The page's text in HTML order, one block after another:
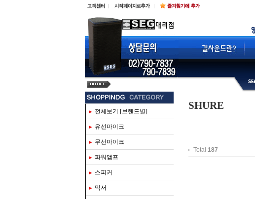
전체보기 [브랜드별]
유선마이크
무선마이크
파워앰프
스피커
믹서
SHURE
Total 187